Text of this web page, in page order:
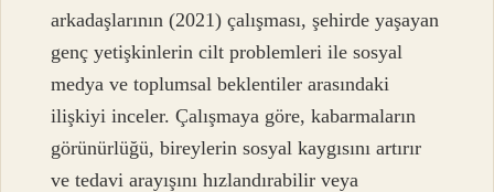
arkadaşlarının (2021) çalışması, şehirde yaşayan
genç yetişkinlerin cilt problemleri ile sosyal
medya ve toplumsal beklentiler arasındaki
ilişkiyi inceler. Çalışmaya göre, kabarmaların
görünürlüğü, bireylerin sosyal kaygısını artırır
ve tedavi arayışını hızlandırabilir veya